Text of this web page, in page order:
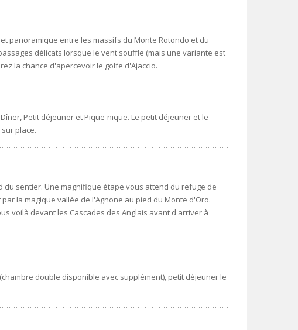
panoramique entre les massifs du Monte Rotondo et du
délicats lorsque le vent souffle (mais une variante est
la chance d'apercevoir le golfe d'Ajaccio.
Petit déjeuner et Pique-nique. Le petit déjeuner et le
place.
sentier. Une magnifique étape vous attend du refuge de
la magique vallée de l'Agnone au pied du Monte d'Oro.
voilà devant les Cascades des Anglais avant d'arriver à
double disponible avec supplément), petit déjeuner le